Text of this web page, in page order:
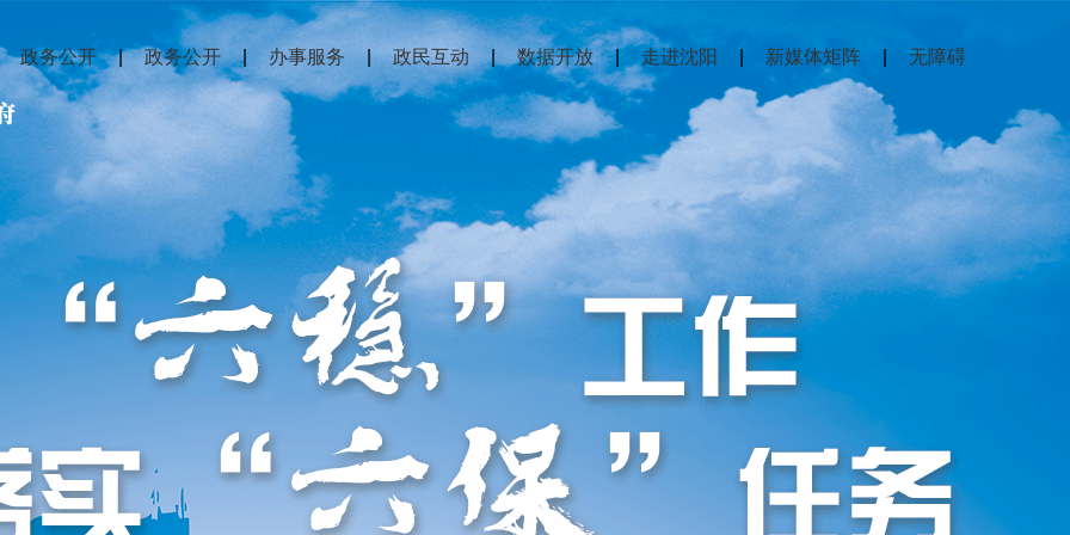
政务公开 | 政务公开 | 办事服务 | 政民互动 | 数据开放 | 走进沈阳 新媒体矩阵 无障碍